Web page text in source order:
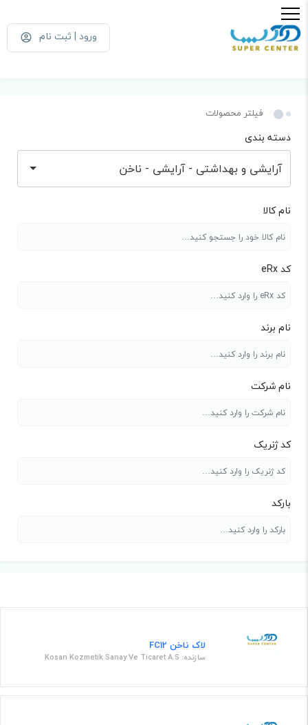
ورود | ثبت نام
فیلتر محصولات
دسته بندی
آرایشی و بهداشتی - آرایشی - ناخن
نام کالا
کد eRx
نام برند
نام شرکت
کد ژنریک
بارکد
لاک ناخن FC12
سازنده: Kosan Kozmetik Sanay Ve Ticaret A.S